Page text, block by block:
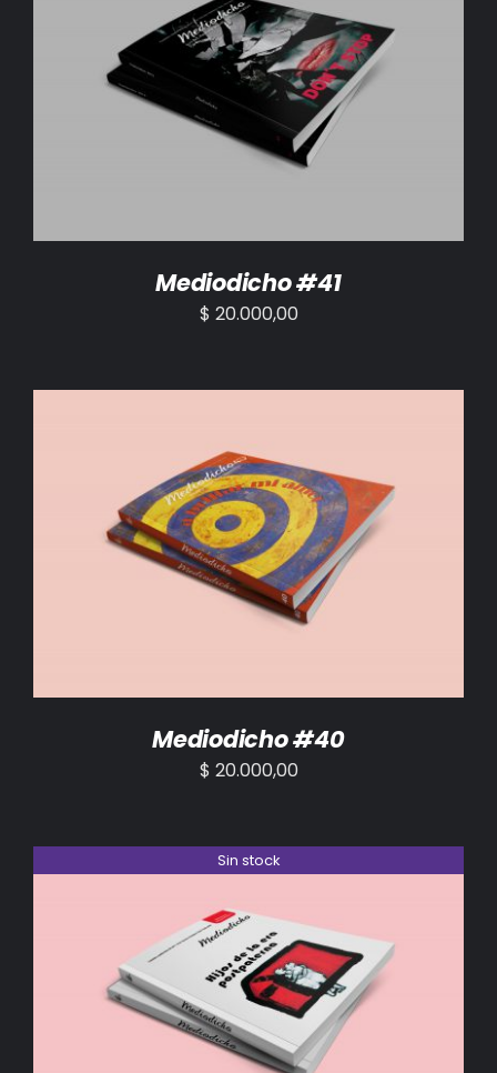
AÑADIR AL CARRITO / DETALLES
Mediodicho #41
$ 20.000,00
AÑADIR AL CARRITO / DETALLES
Mediodicho #40
$ 20.000,00
Sin stock
DETALLES